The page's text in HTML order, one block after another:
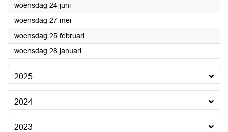
woensdag 24 juni2026
woensdag 27 mei2026
woensdag 25 februari2026
woensdag 28 januari2026
2025
2024
2023